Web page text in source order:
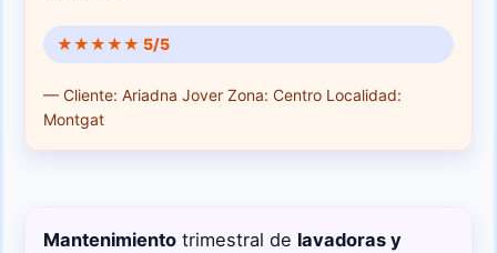
★★★★★ 5/5
— Cliente: Ariadna Jover Zona: Centro Localidad:
Montgat
Mantenimiento trimestral de lavadoras y